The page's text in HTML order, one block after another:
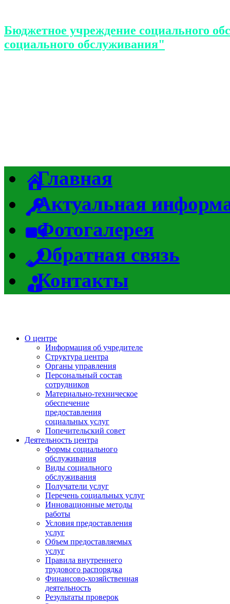
Бюджетное учреждение социального
социального обслуживания"
Главная
Актуальная
Фотогалерея
Обратная связь
Контакты
О центре
Информация об учредителе
Структура центра
Органы управления
Персональный состав
сотрудников
Материально-техническое
обеспечение
предоставления
социальных услуг
Попечительский совет
Деятельность центра
Формы социального
обслуживания
Виды социального
обслуживания
Получатели услуг
Перечень социальных услуг
Инновационные методы
работы
Условия предоставления
услуг
Объем предоставляемых
услуг
Правила внутреннего
трудового распорядка
Финансово-хозяйственная
деятельность
Результаты проверок